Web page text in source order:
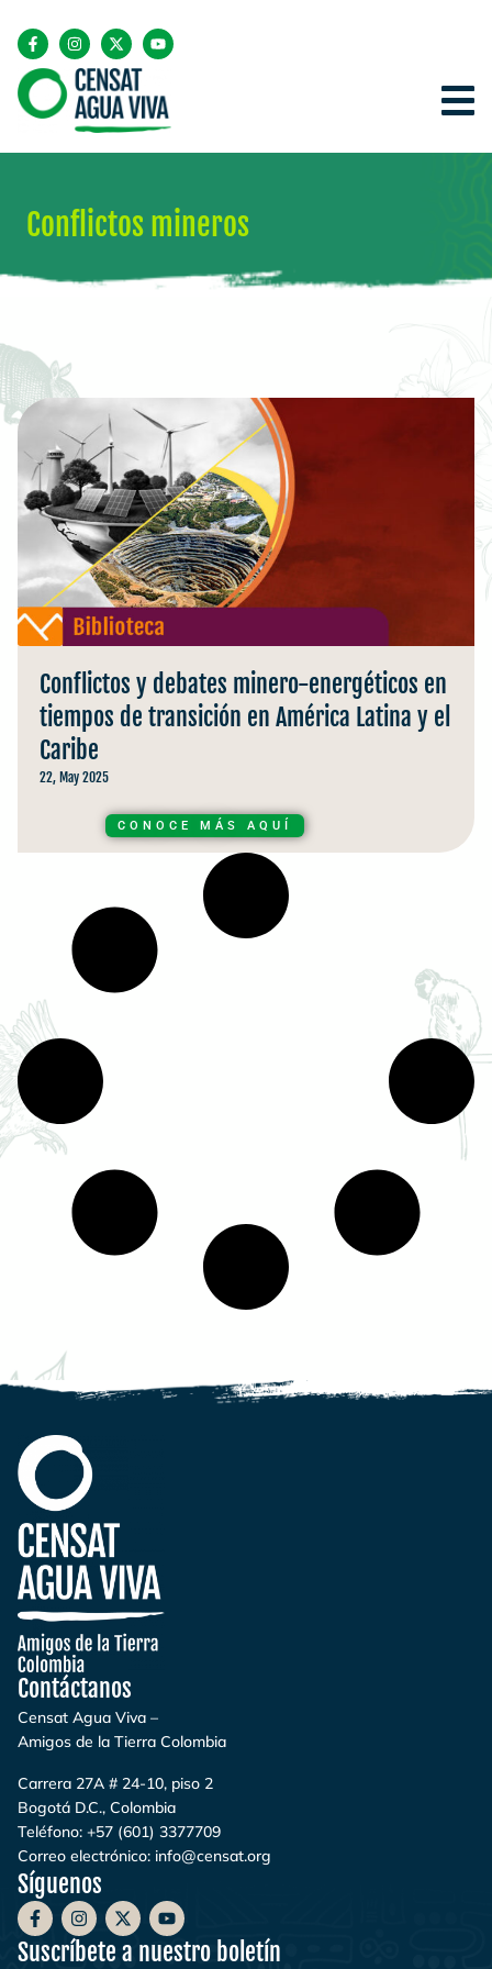
Conflictos mineros
Conflictos y debates minero-energéticos en
tiempos de transición en América Latina y el
Caribe
22, May 2025
CONOCE MÁS AQUÍ
Contáctanos
Censat Agua Viva –
Amigos de la Tierra Colombia
Carrera 27A # 24-10, piso 2
Bogotá D.C., Colombia
Teléfono: +57 (601) 3377709
Correo electrónico: info@censat.org
Síguenos
Suscríbete a nuestro boletín